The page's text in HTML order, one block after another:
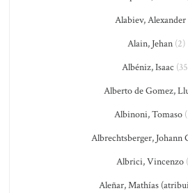
Alabiev, Alexander
Alain, Jehan(2)
Albéniz, Isaac
Alberto de Gomez,
Albinoni, Tomaso
Albrechtsberger, Johann
Albrici, Vincenzo
Aleñar, Mathías